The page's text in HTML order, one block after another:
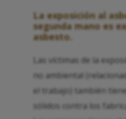
La exposición al
segunda mano es
asbesto.
Las víctimas de la
no ambiental
el trabajo) también
sólidos contra los